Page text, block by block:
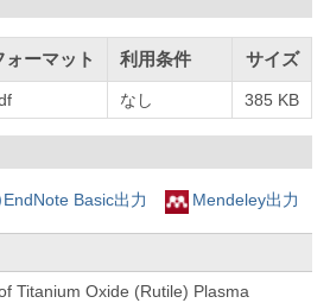
ォーマット 利用条件 サイズ
なし 385 KB
EndNote Basic出力 Mendeley出力
Titanium Oxide (Rutile) Plasma